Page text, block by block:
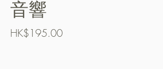
音響
HK$195.00價